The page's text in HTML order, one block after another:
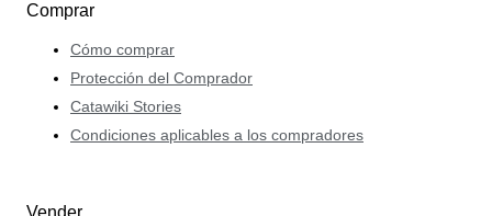
Comprar
Cómo comprar
Protección del Comprador
Catawiki Stories
Condiciones aplicables a los compradores
Vender